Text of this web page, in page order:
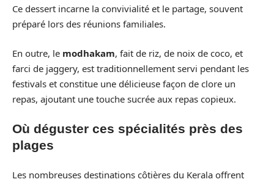
Ce dessert incarne la convivialité et le partage, souvent
préparé lors des réunions familiales.
En outre, le modhakam, fait de riz, de noix de coco, et
farci de jaggery, est traditionnellement servi pendant les
festivals et constitue une délicieuse façon de clore un
repas, ajoutant une touche sucrée aux repas copieux.
Où déguster ces spécialités près des
plages
Les nombreuses destinations côtières du Kerala offrent